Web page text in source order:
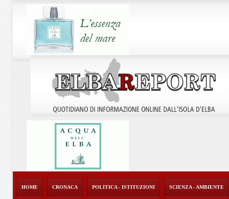
HOME CRONACA POLITICA - ISTITUZIONI SCIENZA - AMBIENTE